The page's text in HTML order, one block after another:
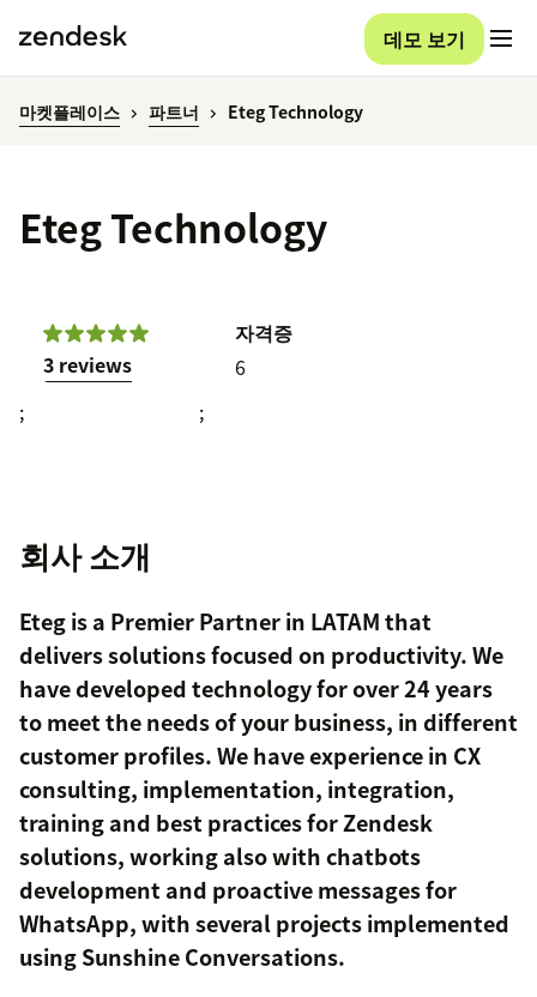
데모 보기
마켓플레이스 파트너 Eteg Technology
Eteg Technology
3 reviews
자격증
6
;
;
회사 소개
Eteg is a Premier Partner in LATAM that
delivers solutions focused on productivity. We
have developed technology for over 24 years
to meet the needs of your business, in different
customer profiles. We have experience in CX
consulting, implementation, integration,
training and best practices for Zendesk
solutions, working also with chatbots
development and proactive messages for
WhatsApp, with several projects implemented
using Sunshine Conversations.